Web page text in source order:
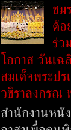
ชม
ด้อ
ร่ว
โอกาส วันเฉ
สมเด็จพระป
วชิราลงกรณ
สำนักงานหนั